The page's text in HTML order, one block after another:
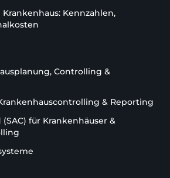
Kennzahlen,
Controlling &
& Reporting
für Krankenhäuser &